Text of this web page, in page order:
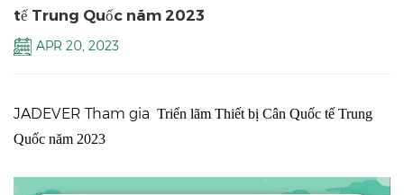
tế Trung Quốc năm 2023
APR 20, 2023
JADEVER Tham gia Triển lãm Thiết bị Cân Quốc tế Trung
Quốc năm 2023